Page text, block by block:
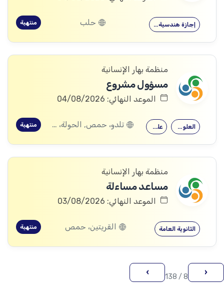
إجازة هندسية… حلب منتهية
منظمة بهار الإنسانية
مسؤول مشروع
الموعد النهائي: 04/08/2026
علم النفس العلوم الاجتماعية تلدو، حمص, الحولة، حمص منتهية
منظمة بهار الإنسانية
مساعد مساءلة
الموعد النهائي: 03/08/2026
الثانوية العامة القريتين، حمص منتهية
‹
8 / 138
›